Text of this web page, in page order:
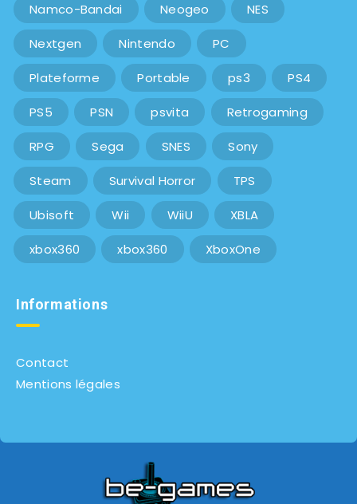
Namco-Bandai Neogeo NES
Nextgen Nintendo PC
Plateforme Portable ps3 PS4
PS5 PSN psvita Retrogaming
RPG Sega SNES Sony
Steam Survival Horror TPS
Ubisoft Wii WiiU XBLA
xbox360 xbox360 XboxOne
Informations
Contact
Mentions légales